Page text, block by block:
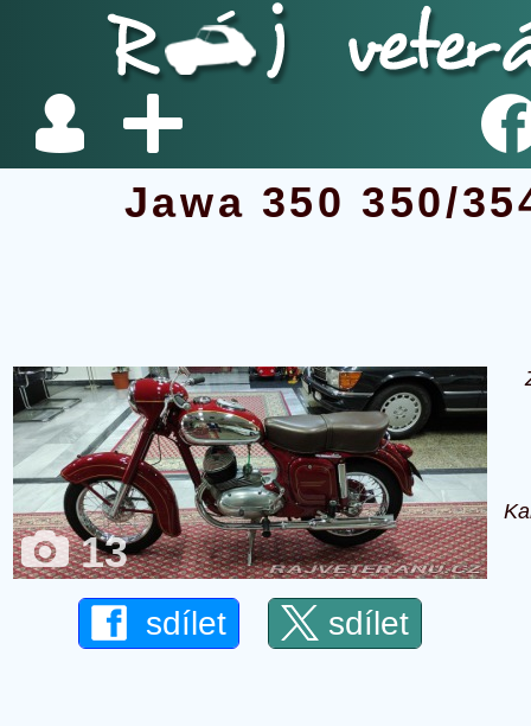
Jawa 350 350/
13
sdílet sdílet